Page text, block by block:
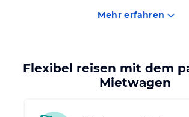
abwechslungsreichen Tag.
Kalksteinberg erhebt sich nahezu in der
ein beliebtes Ziel für Mountainbiker und
Mehr erfahren
Flexibel reisen mit dem
Mietwagen